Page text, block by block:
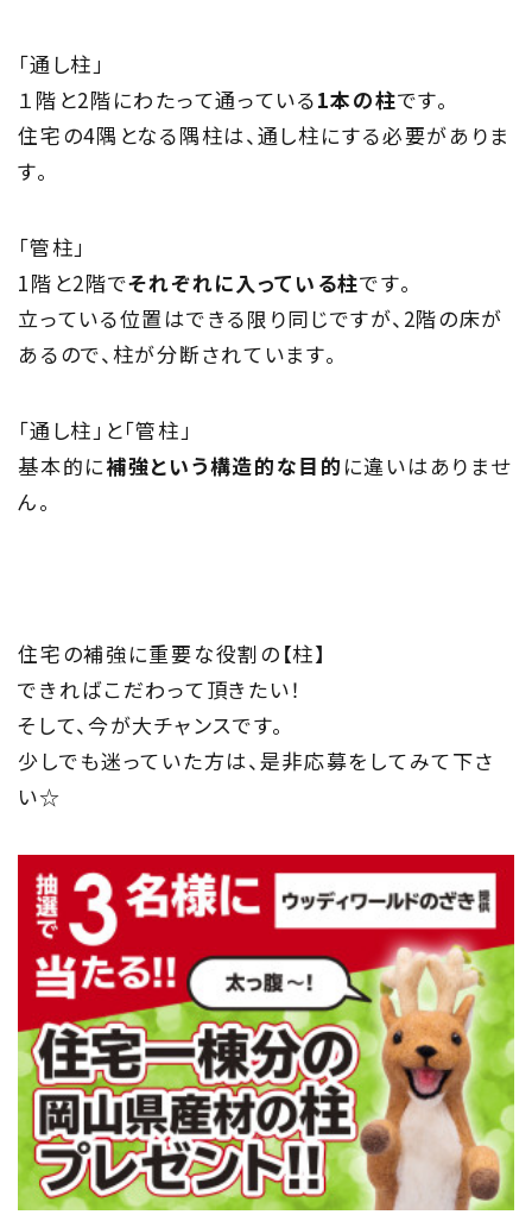
「通し柱」
１階と2階にわたって通っている1本の柱です。
住宅の4隅となる隅柱は、通し柱にする必要がありま
す。
「管柱」
1階と2階でそれぞれに入っている柱です。
立っている位置はできる限り同じですが、2階の床が
あるので、柱が分断されています。
「通し柱」と「管柱」
基本的に補強という構造的な目的 に違いはありませ
ん。
住宅の補強に重要な役割の【柱】
できればこだわって頂きたい！
そして、今が大チャンスです。
少しでも迷っていた方は、是非応募をしてみて下さ
い☆